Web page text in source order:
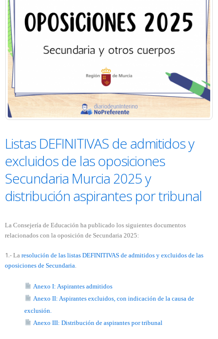
Listas DEFINITIVAS de admitidos y
excluidos de las oposiciones
Secundaria Murcia 2025 y
distribución aspirantes por tribunal
La Consejería de Educación ha publicado los siguientes documentos
relacionados con la oposición de Secundaria 2025:
1.- La resolución de las listas DEFINITIVAS de admitidos y excluidos de las
oposiciones de Secundaria
Anexo I: Aspirantes admitidos
Anexo II: Aspirantes excluidos, con indicación de la causa de
exclusión.
Anexo III: Distribución de aspirantes por tribunal